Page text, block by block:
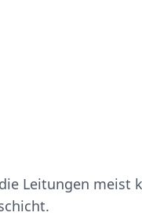
Leitungen meist